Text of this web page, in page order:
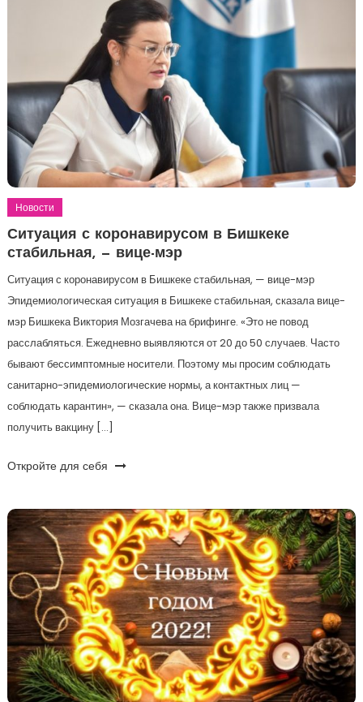
Новости
Ситуация с коронавирусом в Бишкеке
стабильная, — вице-мэр
Ситуация с коронавирусом в Бишкеке стабильная, — вице-мэр
Эпидемиологическая ситуация в Бишкеке стабильная, сказала вице-
мэр Бишкека Виктория Мозгачева на брифинге. «Это не повод
расслабляться. Ежедневно выявляются от 20 до 50 случаев. Часто
бывают бессимптомные носители. Поэтому мы просим соблюдать
санитарно-эпидемиологические нормы, а контактных лиц —
соблюдать карантин», — сказала она. Вице-мэр также призвала
получить вакцину […]
Откройте для себя